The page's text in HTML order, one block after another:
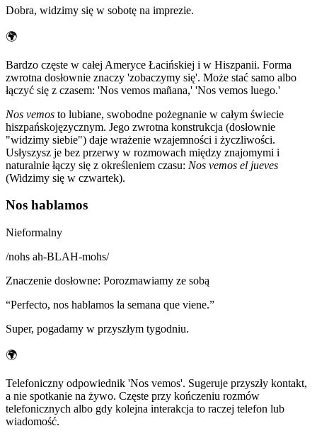
Dobra, widzimy się w sobotę na imprezie.
🌍
Bardzo częste w całej Ameryce Łacińskiej i w Hiszpanii. Forma
zwrotna dosłownie znaczy 'zobaczymy się'. Może stać samo albo
łączyć się z czasem: 'Nos vemos mañana,' 'Nos vemos luego.'
Nos vemos to lubiane, swobodne pożegnanie w całym świecie
hiszpańskojęzycznym. Jego zwrotna konstrukcja (dosłownie
"widzimy siebie") daje wrażenie wzajemności i życzliwości.
Usłyszysz je bez przerwy w rozmowach między znajomymi i
naturalnie łączy się z określeniem czasu: Nos vemos el jueves
(Widzimy się w czwartek).
Nos hablamos
Nieformalny
/nohs ah-BLAH-mohs/
Znaczenie dosłowne: Porozmawiamy ze sobą
“Perfecto, nos hablamos la semana que viene.”
Super, pogadamy w przyszłym tygodniu.
🌍
Telefoniczny odpowiednik 'Nos vemos'. Sugeruje przyszły kontakt,
a nie spotkanie na żywo. Częste przy kończeniu rozmów
telefonicznych albo gdy kolejna interakcja to raczej telefon lub
wiadomość.